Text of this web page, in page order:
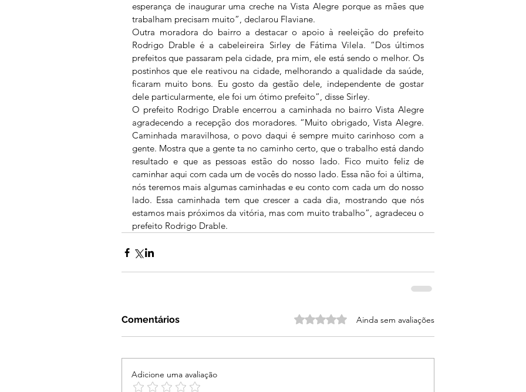
esperança de inaugurar uma creche na Vista Alegre porque as mães que
trabalham precisam muito”, declarou Flaviane.
Outra moradora do bairro a destacar o apoio à reeleição do prefeito
Rodrigo Drable é a cabeleireira Sirley de Fátima Vilela. “Dos últimos
prefeitos que passaram pela cidade, pra mim, ele está sendo o melhor. Os
postinhos que ele reativou na cidade, melhorando a qualidade da saúde,
ficaram muito bons. Eu gosto da gestão dele, independente de gostar
dele particularmente, ele foi um ótimo prefeito”, disse Sirley.
O prefeito Rodrigo Drable encerrou a caminhada no bairro Vista Alegre
agradecendo a recepção dos moradores. “Muito obrigado, Vista Alegre.
Caminhada maravilhosa, o povo daqui é sempre muito carinhoso com a
gente. Mostra que a gente ta no caminho certo, que o trabalho está dando
resultado e que as pessoas estão do nosso lado. Fico muito feliz de
caminhar aqui com cada um de vocês do nosso lado. Essa não foi a última,
nós teremos mais algumas caminhadas e eu conto com cada um do nosso
lado. Essa caminhada tem que crescer a cada dia, mostrando que nós
estamos mais próximos da vitória, mas com muito trabalho”, agradeceu o
prefeito Rodrigo Drable.
Comentários Avaliado com 0 de 5 estrelas.
Ainda sem avaliações
Adicione uma avaliação